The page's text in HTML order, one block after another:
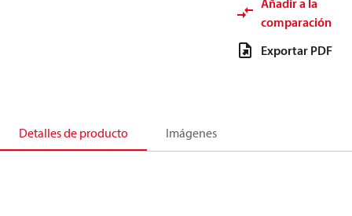
Añadir a la
comparación
Exportar PDF
Detalles de producto Imágenes